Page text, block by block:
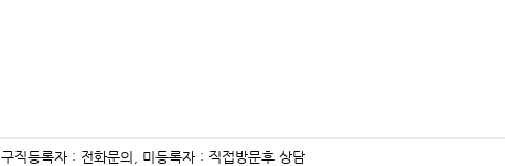
구직등록자 : 전화문의, 미등록자 : 직접방문후 상담